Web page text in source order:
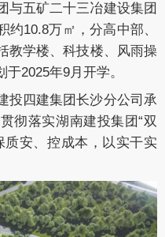
与五矿二十三冶建设集团
10.8万㎡，分高中部、
教学楼、科技楼、风雨操
2025年9月开学。
投四建集团长沙分公司承
彻落实湖南建投集团“双
质安、控成本，以实干实